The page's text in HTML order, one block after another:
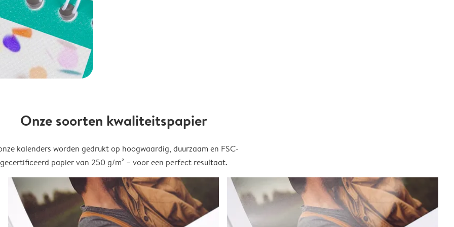
Onze soorten kwaliteitspapier
kalenders worden gedrukt op hoogwaardig, duurzaam en FSC-
gecertificeerd papier van 250 g/m² – voor een perfect resultaat.